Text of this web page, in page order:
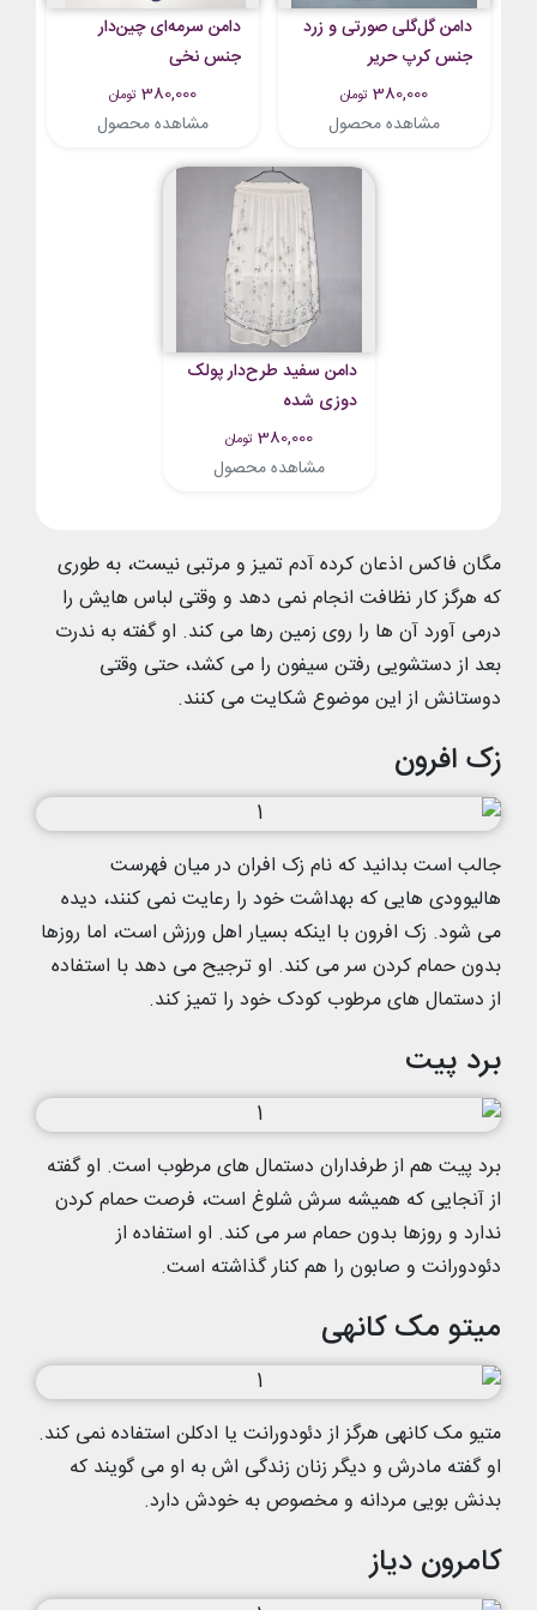
دامن گل‌گلی صورتی و زرد
جنس کرپ حریر
380,000 تومان
مشاهده محصول
دامن سرمه‌ای چین‌دار
جنس نخی
380,000 تومان
مشاهده محصول
دامن سفید طرح‌دار پولک
دوزی شده
380,000 تومان
مشاهده محصول
مگان فاکس اذعان کرده آدم تمیز و مرتبی نیست، به طوری
که هرگز کار نظافت انجام نمی دهد و وقتی لباس هایش را
درمی آورد آن ها را روی زمین رها می کند. او گفته به ندرت
بعد از دستشویی رفتن سیفون را می کشد، حتی وقتی
دوستانش از این موضوع شکایت می کنند.
زک افرون
جالب است بدانید که نام زک افران در میان فهرست
هالیوودی هایی که بهداشت خود را رعایت نمی کنند، دیده
می شود. زک افرون با اینکه بسیار اهل ورزش است، اما روزها
بدون حمام کردن سر می کند. او ترجیح می دهد با استفاده
از دستمال های مرطوب کودک خود را تمیز کند.
برد پیت
برد پیت هم از طرفداران دستمال های مرطوب است. او گفته
از آنجایی که همیشه سرش شلوغ است، فرصت حمام کردن
ندارد و روزها بدون حمام سر می کند. او استفاده از
دئودورانت و صابون را هم کنار گذاشته است.
میتو مک کانهی
متیو مک کانهی هرگز از دئودورانت یا ادکلن استفاده نمی کند.
او گفته مادرش و دیگر زنان زندگی اش به او می گویند که
بدنش بویی مردانه و مخصوص به خودش دارد.
کامرون دیاز